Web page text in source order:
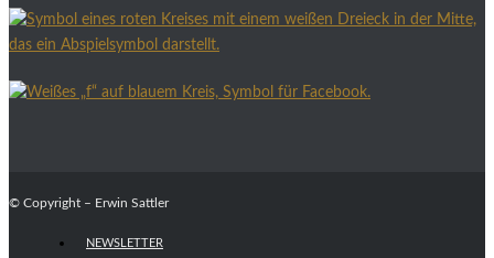
© Copyright – Erwin Sattler
NEWSLETTER